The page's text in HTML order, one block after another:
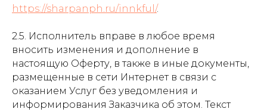
https://sharpanph.ru/innkful/.
2.5. Исполнитель вправе в любое время
вносить изменения и дополнение в
настоящую Оферту, в также в иные документы,
размещенные в сети Интернет в связи с
оказанием Услуг без уведомления и
информирования Заказчика об этом. Текст